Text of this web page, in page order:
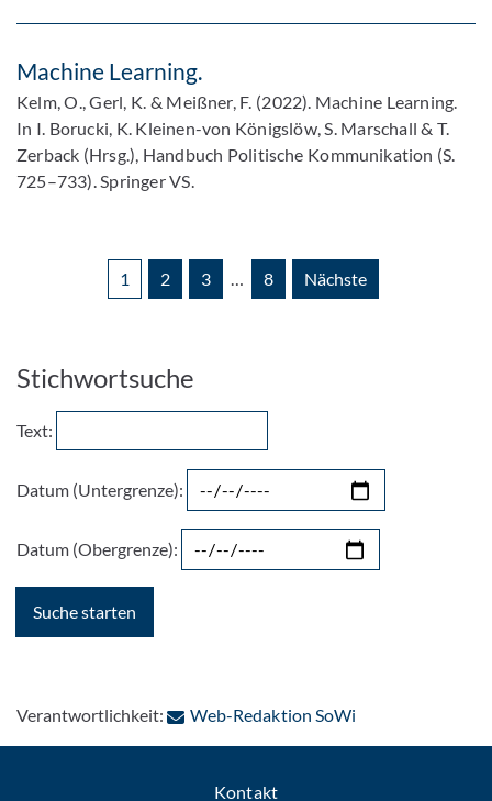
Machine Learning.
Kelm, O., Gerl, K. & Meißner, F. (2022). Machine Learning.
In I. Borucki, K. Kleinen-von Königslöw, S. Marschall & T.
Zerback (Hrsg.), Handbuch Politische Kommunikation (S.
725–733). Springer VS.
1 2 3 … 8 Nächste
Stichwortsuche
Text:
Datum (Untergrenze):
Datum (Obergrenze):
Verantwortlichkeit: Web-Redaktion SoWi: Per E-Mail
Kontakt